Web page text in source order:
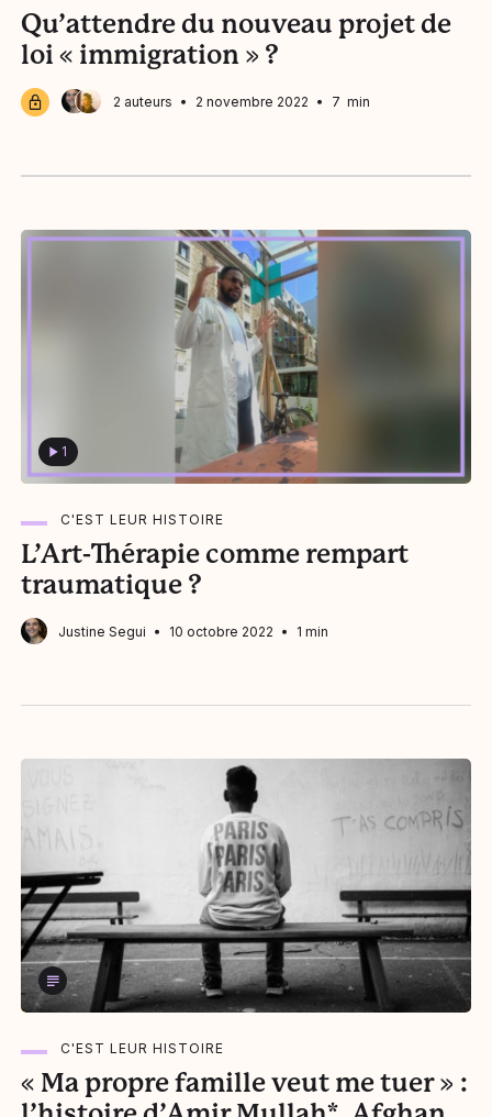
Qu’attendre du nouveau projet de
loi « immigration » ?
2 auteurs
Justine Segui2 novembre 2022 7 min
1
C'EST LEUR HISTOIRE
L’Art-Thérapie comme rempart
traumatique ?
Justine Segui 10 octobre 2022 1 min
C'EST LEUR HISTOIRE
« Ma propre famille veut me tuer » :